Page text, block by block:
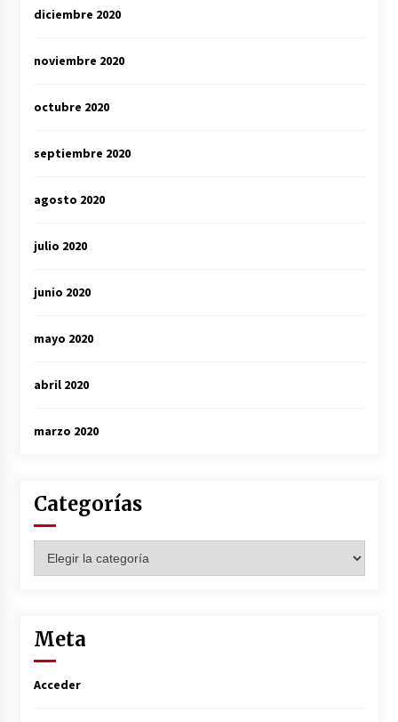
diciembre 2020
noviembre 2020
octubre 2020
septiembre 2020
agosto 2020
julio 2020
junio 2020
mayo 2020
abril 2020
marzo 2020
Categorías
Meta
Acceder